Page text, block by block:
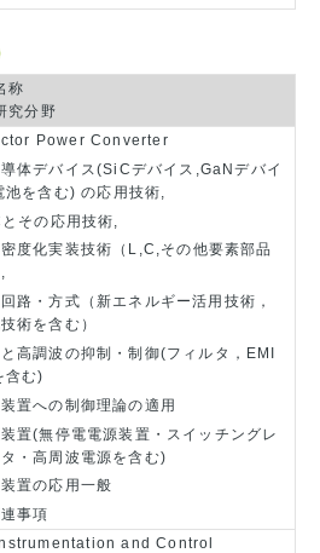
称
究分野
Power Converter
体デバイス(SiCデバイス,GaNデバイ
池を含む) の応用技術,
その応用技術,
度化実装技術（L,C,その他要素部品
路・方式（新エネルギー活用技術，
術を含む）
高調波の抑制・制御(フィルタ，EMI
含む)
置への制御理論の適用
置(無停電電源装置・スイッチングレ
・高周波電源を含む)
置の応用一般
事項
and Control